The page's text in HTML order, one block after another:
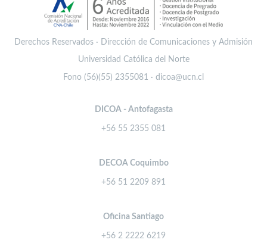
Derechos Reservados · Dirección de Comunicaciones y Admisión
Universidad Católica del Norte
Fono (56)(55) 2355081 · dicoa@ucn.cl
DICOA - Antofagasta
+56 55 2355 081
DECOA Coquimbo
+56 51 2209 891
Oficina Santiago
+56 2 2222 6219